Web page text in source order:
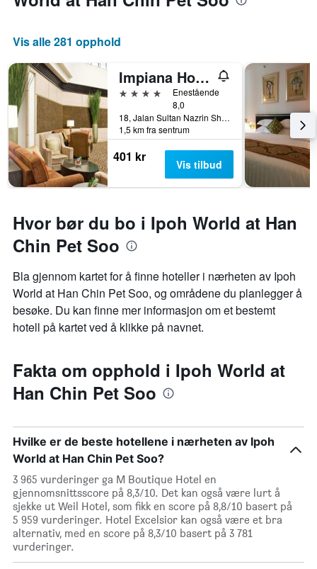
Vis alle 281 opphold
Impiana Hotel Ipoh
4 stjerner
Enestående
8,0
18, Jalan Sultan Nazrin Shah, Ipoh, Malaysia
1,5 km fra sentrum
401 kr Vis tilbud
Hvor bør du bo i Ipoh World at Han
Chin Pet Soo
Bla gjennom kartet for å finne hoteller i nærheten av Ipoh
World at Han Chin Pet Soo, og områdene du planlegger å
besøke. Du kan finne mer informasjon om et bestemt
hotell på kartet ved å klikke på navnet.
Fakta om opphold i Ipoh World at
Han Chin Pet Soo
Hvilke er de beste hotellene i nærheten av Ipoh
World at Han Chin Pet Soo?
3 965 vurderinger ga M Boutique Hotel en
gjennomsnittsscore på 8,3/10. Det kan også være lurt å
sjekke ut Weil Hotel, som fikk en score på 8,8/10 basert på
5 959 vurderinger. Hotel Excelsior kan også være et bra
alternativ, med en score på 8,3/10 basert på 3 781
vurderinger.